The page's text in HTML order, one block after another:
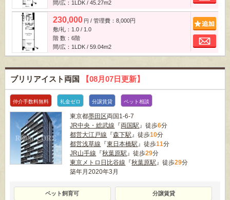
間/広：1LDK / 45.27m2
230,000 円 / 管理費：8,000円
敷/礼：1.0 / 1.0
階 数：6階
間/広：1LDK / 59.04m2
ブリリアイスト両国 【08月07日更新】
仲介手数料無料 礼金ゼロ 分譲賃貸 ペット相談
東京都墨田区両国1-6-7
JR中央・総武線 『両国駅』徒歩6分
都営大江戸線 『森下駅』徒歩10分
都営浅草線 『東日本橋駅』徒歩11分
JR山手線 『秋葉原駅』徒歩29分
東京メトロ日比谷線 『秋葉原駅』徒歩29分
築年月2020年3月
ペット飼育可 分譲賃貸